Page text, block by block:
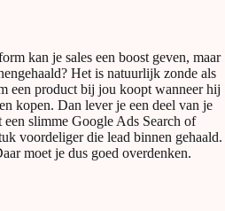
kan je sales een boost geven, maar
Het is natuurlijk zonde als
een product bij jou koopt wanneer hij
kopen. Dan lever je een deel van je
slimme Google Ads Search of
voordeliger die lead binnen gehaald.
moet je dus goed overdenken.